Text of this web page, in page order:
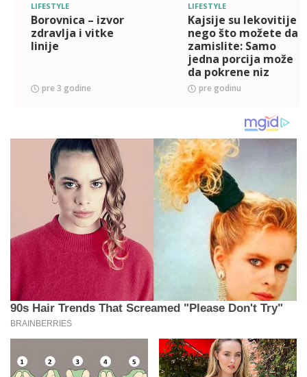
LIFESTYLE
Borovnica – izvor
zdravlja i vitke
linije
pre 3 godine
LIFESTYLE
Kajsije su lekovitije
nego što možete da
zamislite: Samo
jedna porcija može
da pokrene niz
pozitivnih promena
u telu
pre godinu